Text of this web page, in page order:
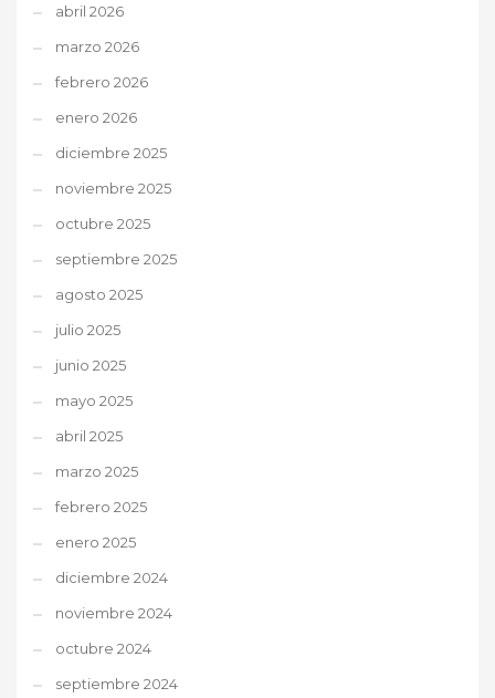
abril 2026
marzo 2026
febrero 2026
enero 2026
diciembre 2025
noviembre 2025
octubre 2025
septiembre 2025
agosto 2025
julio 2025
junio 2025
mayo 2025
abril 2025
marzo 2025
febrero 2025
enero 2025
diciembre 2024
noviembre 2024
octubre 2024
septiembre 2024